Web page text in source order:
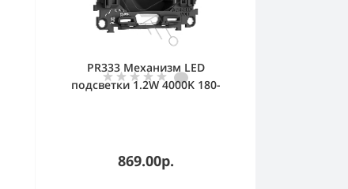
PR333 Механизм LED
подсветки 1.2W 4000K 180-
869.00р.